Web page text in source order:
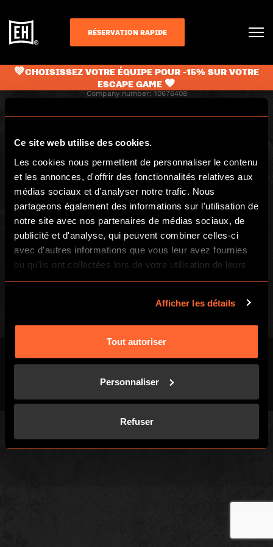
Ce site web utilise des cookies.
Les cookies nous permettent de personnaliser le contenu
et les annonces, d'offrir des fonctionnalités relatives aux
médias sociaux et d'analyser notre trafic. Nous
partageons également des informations sur l'utilisation de
notre site avec nos partenaires de médias sociaux, de
publicité et d'analyse, qui peuvent combiner celles-ci
avec d'autres informations que vous leur avez fournies
ou qu'ils ont collectées lors de votre utilisation de leurs
services.
Afficher les détails
Tout autoriser
Personnaliser
Refuser
RÉSERVATION RAPIDE
💚CHOISISSEZ VOTRE ÉQUIPE POUR -15% SUR VOTRE
ESCAPE GAME 🖤
Escape Hunt Group Ltd © 2024. All Rights Reserved.
Company number: 10676408
Basement level, 70-88 Oxford Street, London, W1D 1BS
LOCAL
Événement particuliers
Blog
Avis clients
Droit de rétractation
Politique de
confidentialité
Retrouvez-nous
Contact
FAQs
Carrières